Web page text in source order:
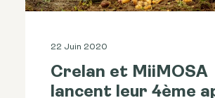
22 Juin 2020
Crelan et MiiMOSA
lancent leur 4ème